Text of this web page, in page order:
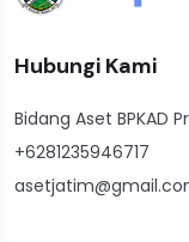
Hubungi Kami
Bidang Aset BPKAD
+6281235946717